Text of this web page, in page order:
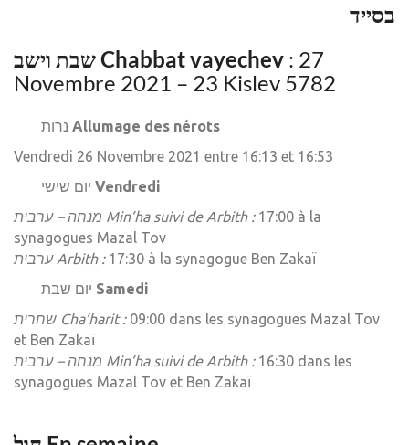
בסייד
שבת וישב Chabbat vayechev : 27
Novembre 2021 – 23 Kislev 5782
Allumage des nérots
Vendredi 26 Novembre 2021 entre 16:13 et 16:53
Vendredi
מנחה – ערבית Min’ha suivi de Arbith :17:00 à la
synagogues Mazal Tov
ערבית Arbith :17:30 à la synagogue Ben Zakaï
Samedi
שחרית Cha’harit :09:00 dans les synagogues Mazal Tov
et Ben Zakaï
מנחה – ערבית Min’ha suivi de Arbith : 16:30 dans les
synagogues Mazal Tov et Ben Zakaï